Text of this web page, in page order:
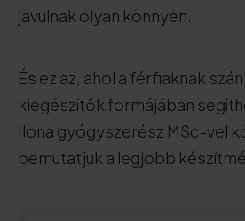
javulnak olyan könnyen.
És ez az, ahol a férfiaknak
kiegészítők formájában
Ilona gyógyszerész MSc-vel
bemutatjuk a legjobb